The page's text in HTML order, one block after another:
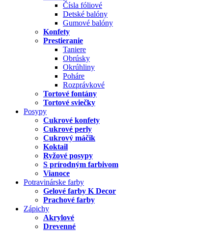
Čísla fóliové
Detské balóny
Gumové balóny
Konfety
Prestieranie
Taniere
Obrúsky
Okrúhliny
Poháre
Rozprávkové
Tortové fontány
Tortové sviečky
Posypy
Cukrové konfety
Cukrové perly
Cukrový máčik
Koktail
Ryžové posypy
S prírodným farbivom
Vianoce
Potravinárske farby
Gelové farby K Decor
Prachové farby
Zápichy
Akrylové
Drevenné